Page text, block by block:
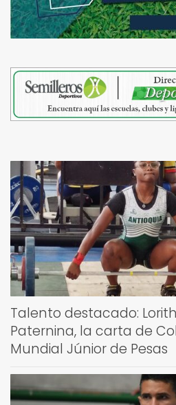
Talento destacado:
Paternina, la carta de
Mundial Júnior de Pesas